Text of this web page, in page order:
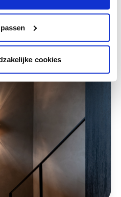
cookies
ook iets voor jou